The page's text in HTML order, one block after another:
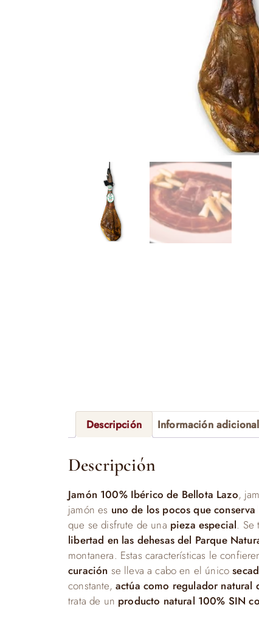
Descripción Información adicional
Descripción
Jamón 100% Ibérico de Bellota Lazo,
jamón es uno de los pocos que
que se disfrute de una pieza especial. Se
libertad en las dehesas del Parque
montanera. Estas características le
curación se lleva a cabo en el único
constante, actúa como regulador natural
trata de un producto natural 100% SIN